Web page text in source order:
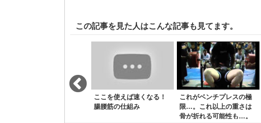
この記事を見た人はこんな記事も見てます。
ここを使えば速くなる！
腸腰筋の仕組み
これがベンチプレスの極
限…。これ以上の重さは
骨が折れる可能性も…。